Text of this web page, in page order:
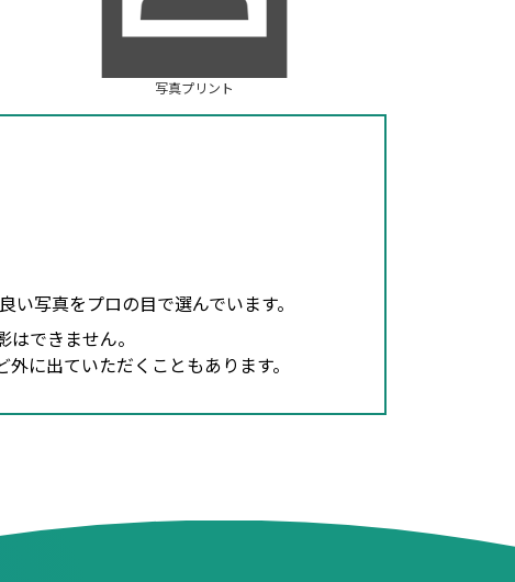
写真プリント
写真をプロの目で選んでいます。
できません。
に出ていただくこともあります。